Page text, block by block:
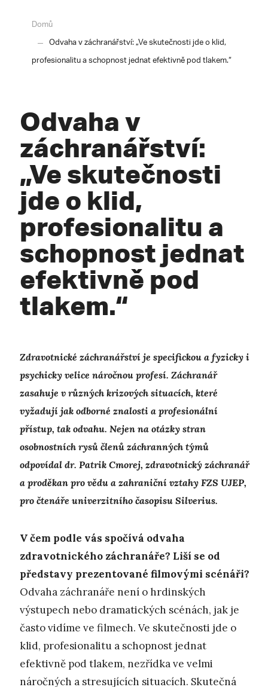
Domů
Odvaha v záchranářství: „Ve skutečnosti jde o klid,
profesionalitu a schopnost jednat efektivně pod tlakem.“
Odvaha v
záchranářství:
„Ve skutečnosti
jde o klid,
profesionalitu a
schopnost jednat
efektivně pod
tlakem.“
Zdravotnické záchranářství je specifickou a fyzicky i
psychicky velice náročnou profesí. Záchranář
zasahuje v různých krizových situacích, které
vyžadují jak odborné znalosti a profesionální
přístup, tak odvahu. Nejen na otázky stran
osobnostních rysů členů záchranných týmů
odpovídal dr. Patrik Cmorej, zdravotnický záchranář
a proděkan pro vědu a zahraniční vztahy FZS UJEP,
pro čtenáře univerzitního časopisu Silverius.
V čem podle vás spočívá odvaha
zdravotnického záchranáře? Liší se od
představy prezentované filmovými scénáři?
Odvaha záchranáře není o hrdinských
výstupech nebo dramatických scénách, jak je
často vidíme ve filmech. Ve skutečnosti jde o
klid, profesionalitu a schopnost jednat
efektivně pod tlakem, nezřídka ve velmi
náročných a stresujících situacích. Skutečná